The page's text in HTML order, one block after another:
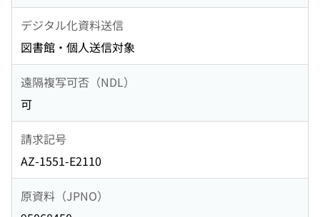
デジタル化資料送信
図書館・個人送信対象
遠隔複写可否（NDL）
可
請求記号
AZ-1551-E2110
原資料（JPNO）